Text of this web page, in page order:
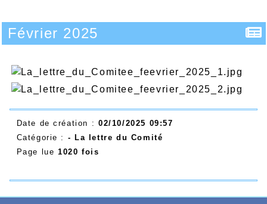
Février 2025
Date de création : 02/10/2025 09:57
Catégorie : - La lettre du Comité
Page lue 1020 fois